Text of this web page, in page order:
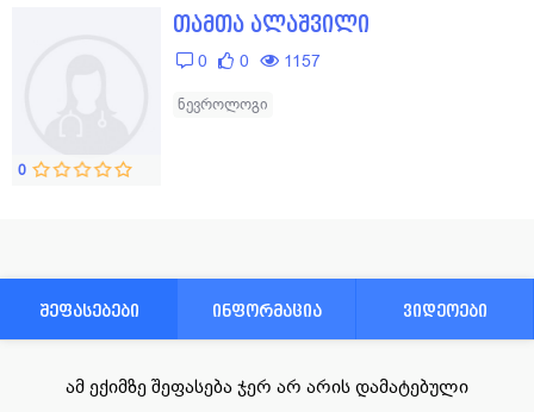
0
თამთა ალაშვილი
0 0 1157
ნევროლოგი
შეფასებები ინფორმაცია ვიდეოები
ამ ექიმზე შეფასება ჯერ არ არის დამატებული